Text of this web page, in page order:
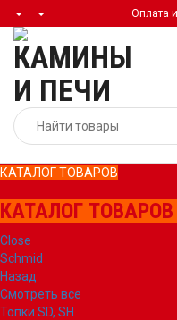
Оплата
КАТАЛОГ ТОВАРОВ
КАТАЛОГ ТОВАРОВ
Close
Schmid
Назад
Смотреть все
Топки SD, SH